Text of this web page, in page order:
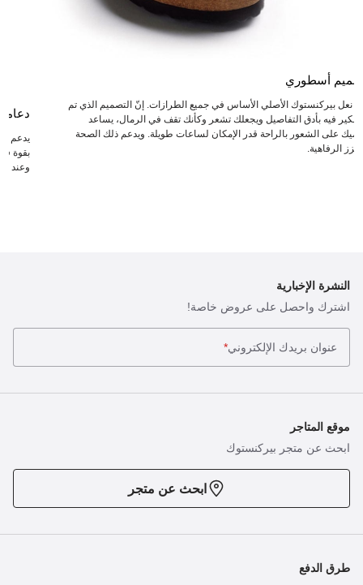
أسطوري
نعل بيركنستوك الأصلي الأساس في جميع الطرازات. إنّ التصميم الذي تم
فيه بأدق التفاصيل ويجعلك تشعر وكأنك تقف في الرمال، يساعد
على الشعور بالراحة قدر الإمكان لساعات طويلة. ويدعم ذلك الصحة
الرفاهية.
يدعم
بقوة
وعند
النشرة الإخبارية
اشترك واحصل على عروض خاصة!
عنوان بريدك الإلكتروني*
موقع المتاجر
ابحث عن متجر بيركنستوك
ابحث عن متجر
طرق الدفع